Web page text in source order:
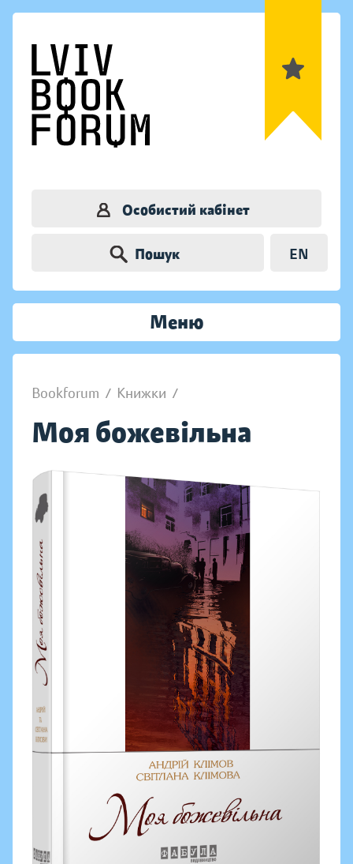
Особистий кабінет
Пошук EN
Меню
Bookforum / Книжки /
Моя божевільна